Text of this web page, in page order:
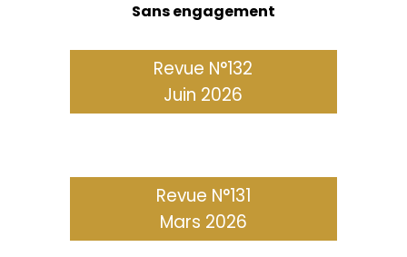
Sans engagement
Revue N°132
Juin 2026
Revue N°131
Mars 2026